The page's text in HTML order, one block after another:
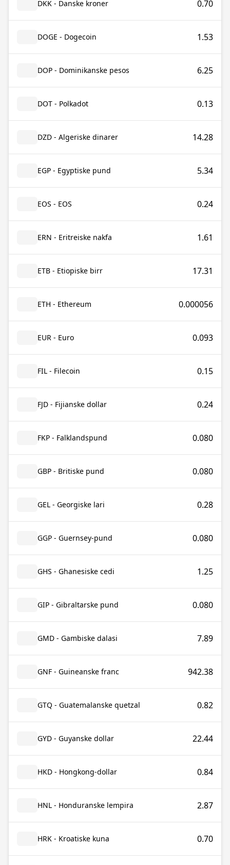
DKK - Danske kroner 0.70
DOGE - Dogecoin 1.53
DOP - Dominikanske pesos 6.25
DOT - Polkadot 0.13
DZD - Algeriske dinarer 14.28
EGP - Egyptiske pund 5.34
EOS - EOS 0.24
ERN - Eritreiske nakfa 1.61
ETB - Etiopiske birr 17.31
ETH - Ethereum 0.000056
EUR - Euro 0.093
FIL - Filecoin 0.15
FJD - Fijianske dollar 0.24
FKP - Falklandspund 0.080
GBP - Britiske pund 0.080
GEL - Georgiske lari 0.28
GGP - Guernsey-pund 0.080
GHS - Ghanesiske cedi 1.25
GIP - Gibraltarske pund 0.080
GMD - Gambiske dalasi 7.89
GNF - Guineanske franc 942.38
GTQ - Guatemalanske quetzal 0.82
GYD - Guyanske dollar 22.44
HKD - Hongkong-dollar 0.84
HNL - Honduranske lempira 2.87
HRK - Kroatiske kuna 0.70